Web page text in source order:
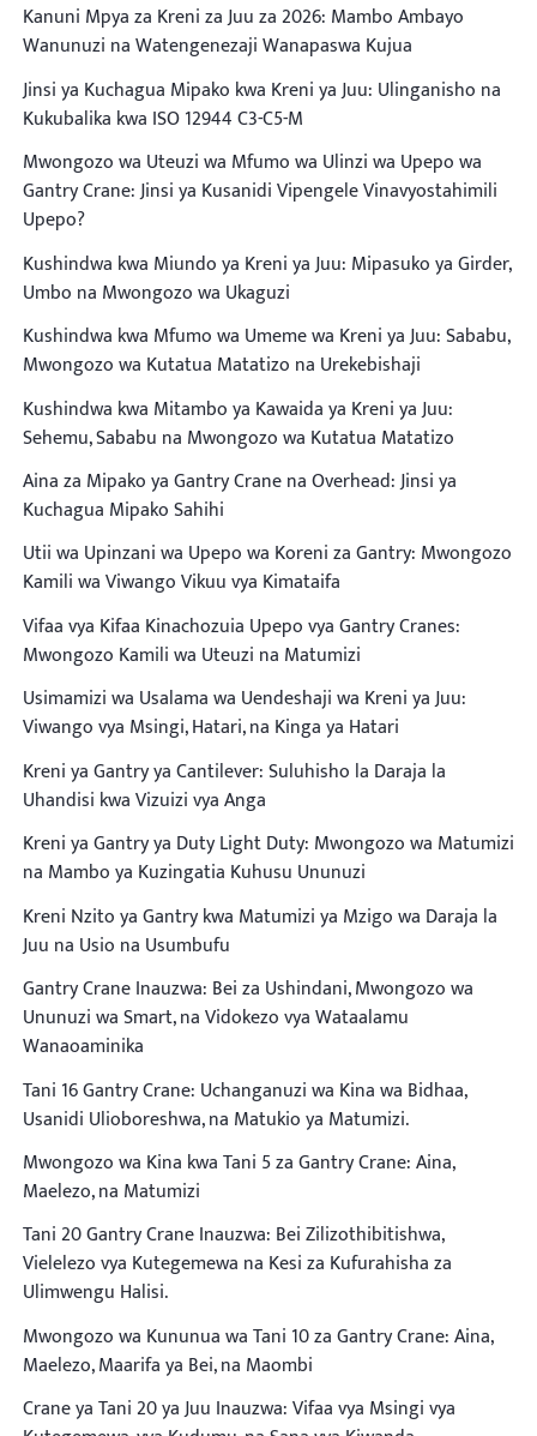
Kanuni Mpya za Kreni za Juu za 2026: Mambo Ambayo
Wanunuzi na Watengenezaji Wanapaswa Kujua
Jinsi ya Kuchagua Mipako kwa Kreni ya Juu: Ulinganisho na
Kukubalika kwa ISO 12944 C3-C5-M
Mwongozo wa Uteuzi wa Mfumo wa Ulinzi wa Upepo wa
Gantry Crane: Jinsi ya Kusanidi Vipengele Vinavyostahimili
Upepo?
Kushindwa kwa Miundo ya Kreni ya Juu: Mipasuko ya Girder,
Umbo na Mwongozo wa Ukaguzi
Kushindwa kwa Mfumo wa Umeme wa Kreni ya Juu: Sababu,
Mwongozo wa Kutatua Matatizo na Urekebishaji
Kushindwa kwa Mitambo ya Kawaida ya Kreni ya Juu:
Sehemu, Sababu na Mwongozo wa Kutatua Matatizo
Aina za Mipako ya Gantry Crane na Overhead: Jinsi ya
Kuchagua Mipako Sahihi
Utii wa Upinzani wa Upepo wa Koreni za Gantry: Mwongozo
Kamili wa Viwango Vikuu vya Kimataifa
Vifaa vya Kifaa Kinachozuia Upepo vya Gantry Cranes:
Mwongozo Kamili wa Uteuzi na Matumizi
Usimamizi wa Usalama wa Uendeshaji wa Kreni ya Juu:
Viwango vya Msingi, Hatari, na Kinga ya Hatari
Kreni ya Gantry ya Cantilever: Suluhisho la Daraja la
Uhandisi kwa Vizuizi vya Anga
Kreni ya Gantry ya Duty Light Duty: Mwongozo wa Matumizi
na Mambo ya Kuzingatia Kuhusu Ununuzi
Kreni Nzito ya Gantry kwa Matumizi ya Mzigo wa Daraja la
Juu na Usio na Usumbufu
Gantry Crane Inauzwa: Bei za Ushindani, Mwongozo wa
Ununuzi wa Smart, na Vidokezo vya Wataalamu
Wanaoaminika
Tani 16 Gantry Crane: Uchanganuzi wa Kina wa Bidhaa,
Usanidi Ulioboreshwa, na Matukio ya Matumizi.
Mwongozo wa Kina kwa Tani 5 za Gantry Crane: Aina,
Maelezo, na Matumizi
Tani 20 Gantry Crane Inauzwa: Bei Zilizothibitishwa,
Vielelezo vya Kutegemewa na Kesi za Kufurahisha za
Ulimwengu Halisi.
Mwongozo wa Kununua wa Tani 10 za Gantry Crane: Aina,
Maelezo, Maarifa ya Bei, na Maombi
Crane ya Tani 20 ya Juu Inauzwa: Vifaa vya Msingi vya